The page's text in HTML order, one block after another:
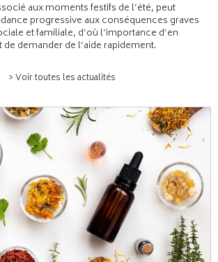
aux moments festifs de l’été, peut
progressive aux conséquences graves
et familiale, d’où l’importance d’en
demander de l’aide rapidement.
> Voir toutes les actualités